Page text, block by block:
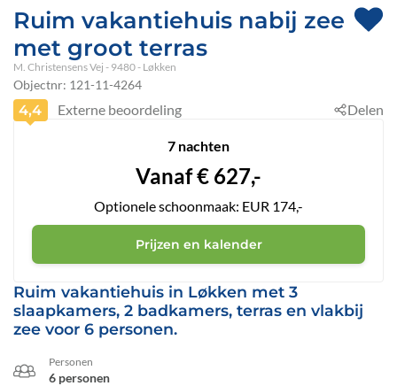
Ruim vakantiehuis nabij zee
met groot terras
M. Christensens Vej - 9480 - Løkken
Objectnr: 121-11-4264
Ruim vakantiehuis in Løkken met 3
slaapkamers, 2 badkamers, terras en vlakbij
zee voor 6 personen.
Personen
6 personen
4,4 Externe beoordeling Delen
7 nachten
Vanaf€ 627,-
Optionele schoonmaak: EUR 174,-
Prijzen en kalender